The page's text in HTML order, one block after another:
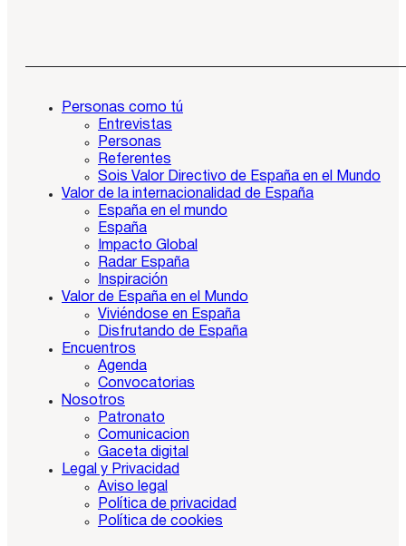
Personas como tú
Entrevistas
Personas
Referentes
Sois Valor Directivo de España en el Mundo
Valor de la internacionalidad de España
España en el mundo
España
Impacto Global
Radar España
Inspiración
Valor de España en el Mundo
Viviéndose en España
Disfrutando de España
Encuentros
Agenda
Convocatorias
Nosotros
Patronato
Comunicacion
Gaceta digital
Legal y Privacidad
Aviso legal
Política de privacidad
Política de cookies